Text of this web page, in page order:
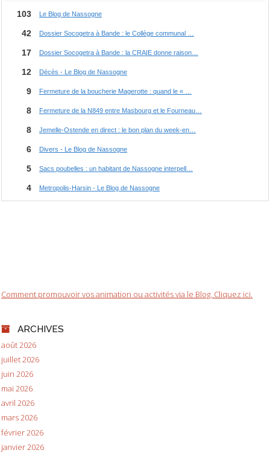
Comment promouvoir vos animation ou activités via le Blog. Cliquez ici.
ARCHIVES
août 2026
juillet 2026
juin 2026
mai 2026
avril 2026
mars 2026
février 2026
janvier 2026